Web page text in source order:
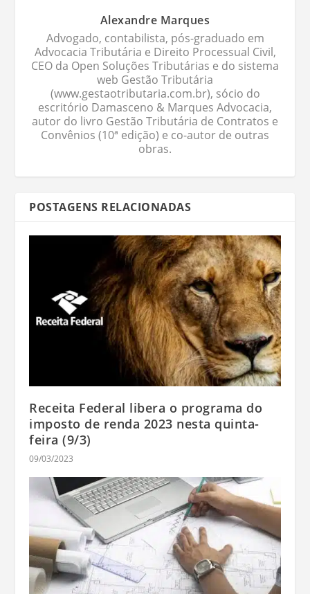
Alexandre Marques
Advogado, contabilista, pós-graduado em
Advocacia Tributária e Direito Processual Civil,
CEO da Open Soluções Tributárias e do sistema
web Gestão Tributária
(www.gestaotributaria.com.br), sócio do
escritório Damasceno & Marques Advocacia,
autor do livro Gestão Tributária de Contratos e
Convênios (10ª edição) e co-autor de outras
obras.
POSTAGENS RELACIONADAS
Receita Federal libera o programa do
imposto de renda 2023 nesta quinta-
feira (9/3)
09/03/2023